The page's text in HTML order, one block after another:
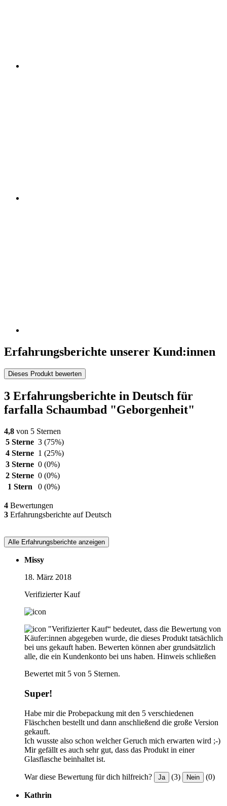
Erfahrungsberichte unserer Kund:innen
Dieses Produkt bewerten
3 Erfahrungsberichte in Deutsch für
farfalla Schaumbad "Geborgenheit"
4,8 von 5 Sternen
5 Sterne 3 (75%)
4 Sterne 1 (25%)
3 Sterne 0 (0%)
2 Sterne 0 (0%)
1 Stern
0 (0%)
4 Bewertungen
3 Erfahrungsberichte auf Deutsch
Alle Erfahrungsberichte anzeigen
Missy
18. März 2018
Verifizierter Kauf
"Verifizierter Kauf“ bedeutet, dass die Bewertung von
Käufer:innen abgegeben wurde, die dieses Produkt tatsächlich
bei uns gekauft haben. Bewerten können aber grundsätzlich
alle, die ein Kundenkonto bei uns haben. Hinweis schließen
Bewertet mit 5 von 5 Sternen.
Super!
Habe mir die Probepackung mit den 5 verschiedenen
Fläschchen bestellt und dann anschließend die große Version
gekauft.
Ich wusste also schon welcher Geruch mich erwarten wird ;-)
Mir gefällt es auch sehr gut, dass das Produkt in einer
Glasflasche beinhaltet ist.
War diese Bewertung für dich hilfreich? Ja (3) Nein (0)
Kathrin